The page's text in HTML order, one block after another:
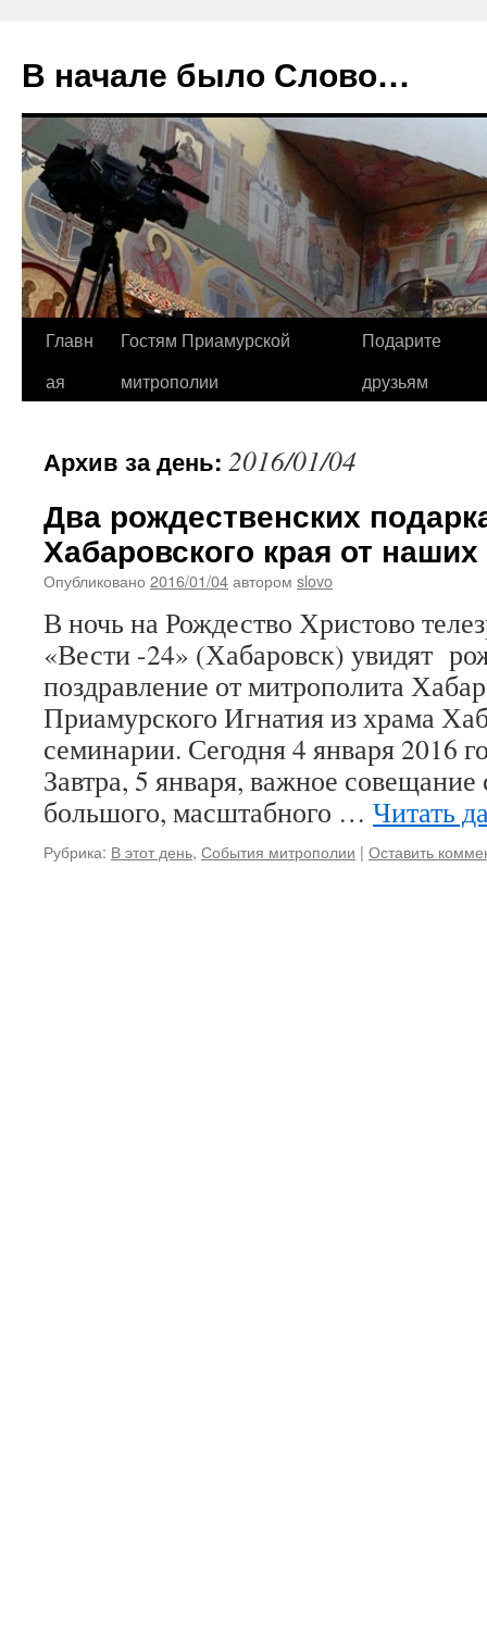
В начале было Слово…
Перейти
Главн
ая
Гостям Приамурской
митрополии
Подарите
друзьям
Архив за день: 2016/01/04
Два рождественских
Хабаровского края от
Опубликовано 2016/01/04автором slovo
В ночь на Рождество Христово
«Вести -24» (Хабаровск) увидят
поздравление от митрополита
Приамурского Игнатия из храма
семинарии. Сегодня 4 января 2016
Завтра, 5 января, важное
большого, масштабного … Читать
Рубрика: В этот день, События митрополии | Оставить